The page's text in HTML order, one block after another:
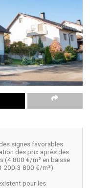
signes favorables
des prix après des
(4 800 €/m² en baisse
200-3 800 €/m²).
pour les